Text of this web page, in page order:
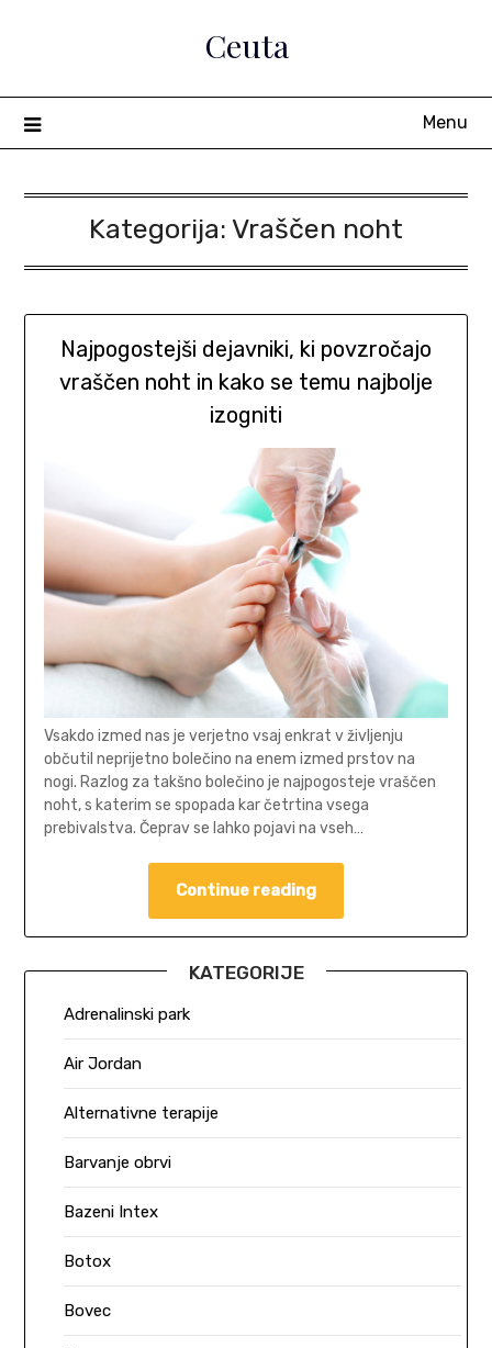
Ceuta
Menu
Kategorija: Vraščen noht
Najpogostejši dejavniki, ki povzročajo
vraščen noht in kako se temu najbolje
izogniti
Vsakdo izmed nas je verjetno vsaj enkrat v življenju
občutil neprijetno bolečino na enem izmed prstov na
nogi. Razlog za takšno bolečino je najpogosteje vraščen
noht, s katerim se spopada kar četrtina vsega
prebivalstva. Čeprav se lahko pojavi na vseh…
Continue reading
KATEGORIJE
Adrenalinski park
Air Jordan
Alternativne terapije
Barvanje obrvi
Bazeni Intex
Botox
Bovec